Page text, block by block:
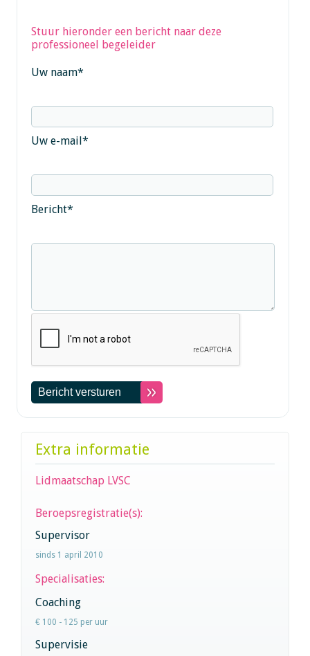
Stuur hieronder een bericht naar deze
professioneel begeleider
Uw naam*
Uw e-mail*
Bericht*
Extra informatie
Lidmaatschap LVSC
Beroepsregistratie(s):
Supervisor
sinds 1 april 2010
Specialisaties:
Coaching
€ 100 - 125 per uur
Supervisie